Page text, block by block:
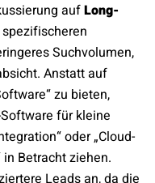
aufLong-
Suchvolumen,
Anstatt auf
zu bieten,
für kleine
oder „Cloud-
in Betracht ziehen.